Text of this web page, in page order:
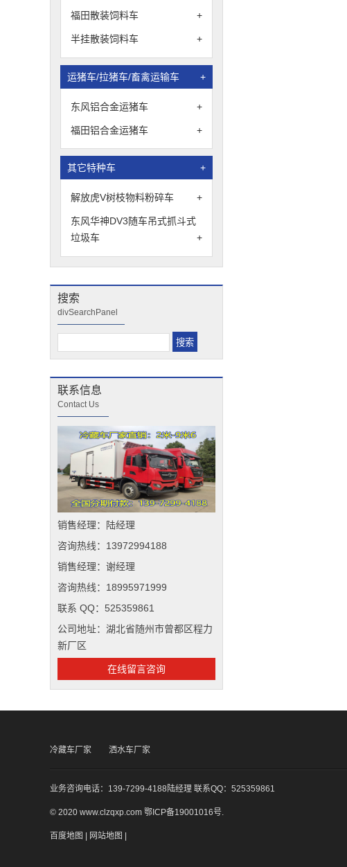
福田散装饲料车 +
半挂散装饲料车 +
运猪车/拉猪车/畜禽运输车 +
东风铝合金运猪车 +
福田铝合金运猪车 +
其它特种车 +
解放虎V树枝物料粉碎车 +
东风华神DV3随车吊式抓斗式
垃圾车
+
搜索
divSearchPanel
联系信息
Contact Us
销售经理：陆经理
咨询热线：13972994188
销售经理：谢经理
咨询热线：18995971999
联系 QQ：525359861
公司地址：湖北省随州市曾都区程力
新厂区
在线留言咨询
冷藏车厂家 洒水车厂家
业务咨询电话：139-7299-4188陆经理 联系QQ：525359861
© 2020 www.clzqxp.com 鄂ICP备19001016号
百度地图 | 网站地图 |